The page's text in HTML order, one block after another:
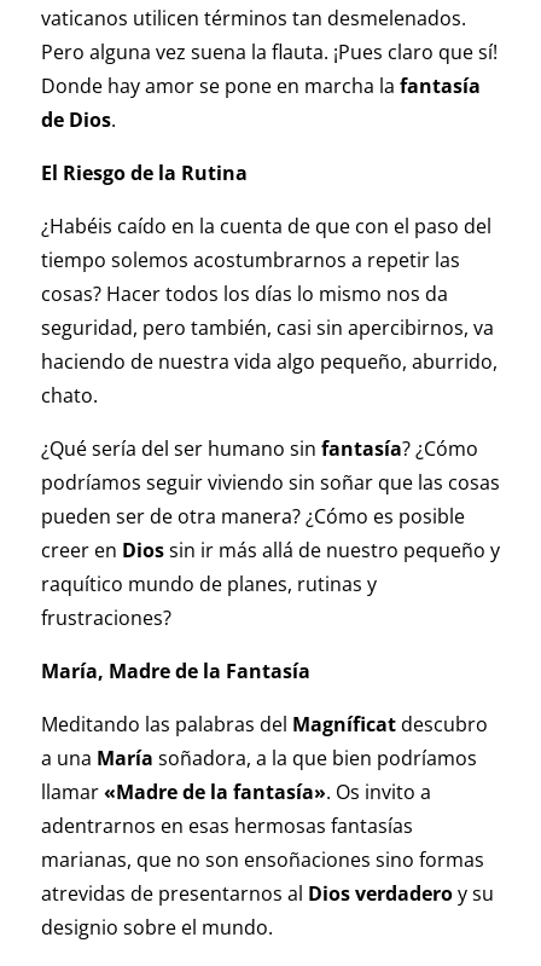
vaticanos utilicen términos tan desmelenados.
Pero alguna vez suena la flauta. ¡Pues claro que sí!
Donde hay amor se pone en marcha la fantasía
de Dios.
El Riesgo de la Rutina
¿Habéis caído en la cuenta de que con el paso del
tiempo solemos acostumbrarnos a repetir las
cosas? Hacer todos los días lo mismo nos da
seguridad, pero también, casi sin apercibirnos, va
haciendo de nuestra vida algo pequeño, aburrido,
chato.
¿Qué sería del ser humano sin fantasía? ¿Cómo
podríamos seguir viviendo sin soñar que las cosas
pueden ser de otra manera? ¿Cómo es posible
creer en Diossin ir más allá de nuestro pequeño y
raquítico mundo de planes, rutinas y
frustraciones?
María, Madre de la Fantasía
Meditando las palabras del Magníficatdescubro
a una María soñadora, a la que bien podríamos
llamar«Madre de la fantasía». Os invito a
adentrarnos en esas hermosas fantasías
marianas, que no son ensoñaciones sino formas
atrevidas de presentarnos al Dios verdaderoy su
designio sobre el mundo.